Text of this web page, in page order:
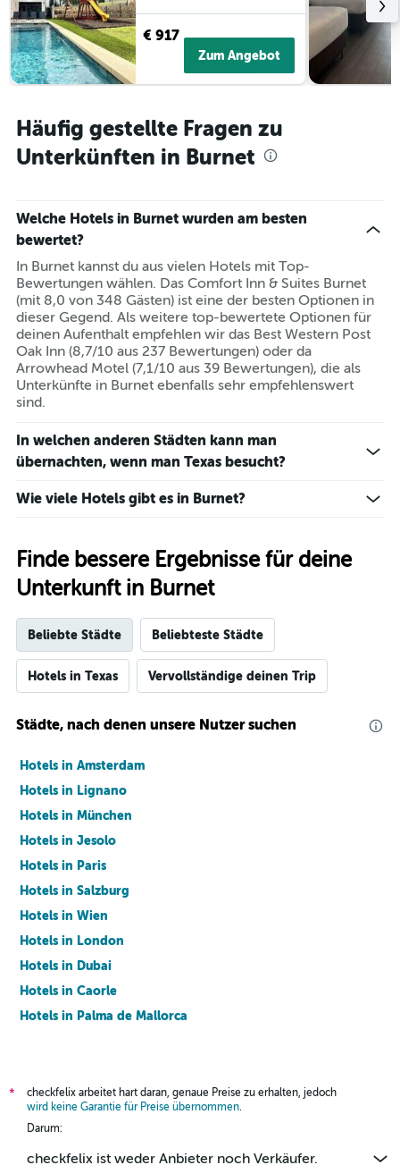
€ 917
Zum Angebot
Häufig gestellte Fragen zu
Unterkünften in Burnet
Welche Hotels in Burnet wurden am besten
bewertet?
In Burnet kannst du aus vielen Hotels mit Top-
Bewertungen wählen. Das Comfort Inn & Suites Burnet
(mit 8,0 von 348 Gästen) ist eine der besten Optionen in
dieser Gegend. Als weitere top-bewertete Optionen für
deinen Aufenthalt empfehlen wir das Best Western Post
Oak Inn (8,7/10 aus 237 Bewertungen) oder da
Arrowhead Motel (7,1/10 aus 39 Bewertungen), die als
Unterkünfte in Burnet ebenfalls sehr empfehlenswert
sind.
In welchen anderen Städten kann man
übernachten, wenn man Texas besucht?
Wie viele Hotels gibt es in Burnet?
Finde bessere Ergebnisse für deine
Unterkunft in Burnet
Beliebte Städte Beliebteste Städte
Hotels in Texas Vervollständige deinen Trip
Städte, nach denen unsere Nutzer suchen
Hotels in Amsterdam
Hotels in Lignano
Hotels in München
Hotels in Jesolo
Hotels in Paris
Hotels in Salzburg
Hotels in Wien
Hotels in London
Hotels in Dubai
Hotels in Caorle
Hotels in Palma de Mallorca
*
checkfelix arbeitet hart daran, genaue Preise zu erhalten, jedoch
wird keine Garantie für Preise übernommen.
Darum:
checkfelix ist weder Anbieter noch Verkäufer.